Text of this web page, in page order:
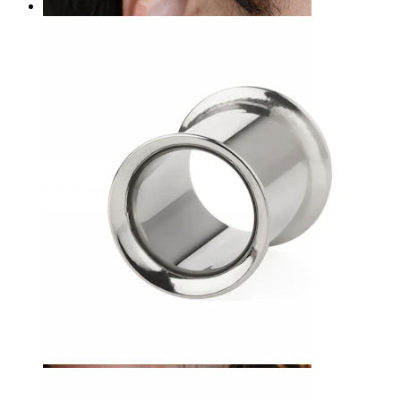
Rozpychanie